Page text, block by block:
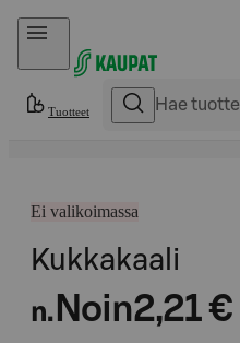
Hyppää sisältöön
Tuotteet
Ei valikoimassa
Kukkakaali
n. Noin2,21 €